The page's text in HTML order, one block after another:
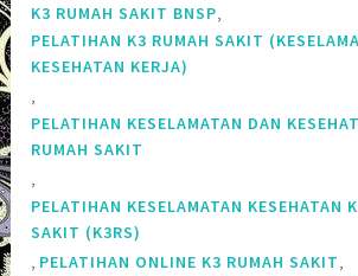
K3 RUMAH SAKIT BNSP
PELATIHAN K3 RUMAH SAKIT
KESEHATAN KERJA)
PELATIHAN KESELAMATAN DAN
RUMAH SAKIT
PELATIHAN KESELAMATAN KESEHATAN
SAKIT (K3RS)
PELATIHAN ONLINE K3 RUMAH SAKIT